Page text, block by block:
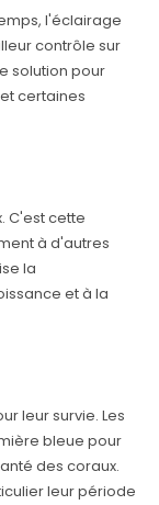
l'éclairage
contrôle sur
solution pour
certaines
C'est cette
à d'autres
la
et à la
leur survie. Les
bleue pour
des coraux.
leur période